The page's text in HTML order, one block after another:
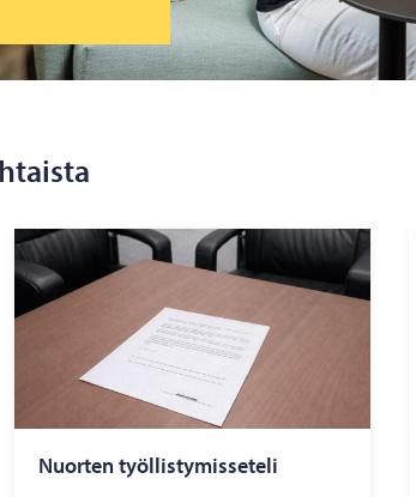
Nuor­ten työl­lis­ty­mis­se­te­li